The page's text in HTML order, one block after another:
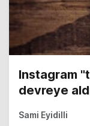
Instagram
devreye
Sami Eyidilli